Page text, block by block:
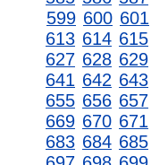
599 600 601
613 614 615
627 628 629
641 642 643
655 656 657
669 670 671
683 684 685